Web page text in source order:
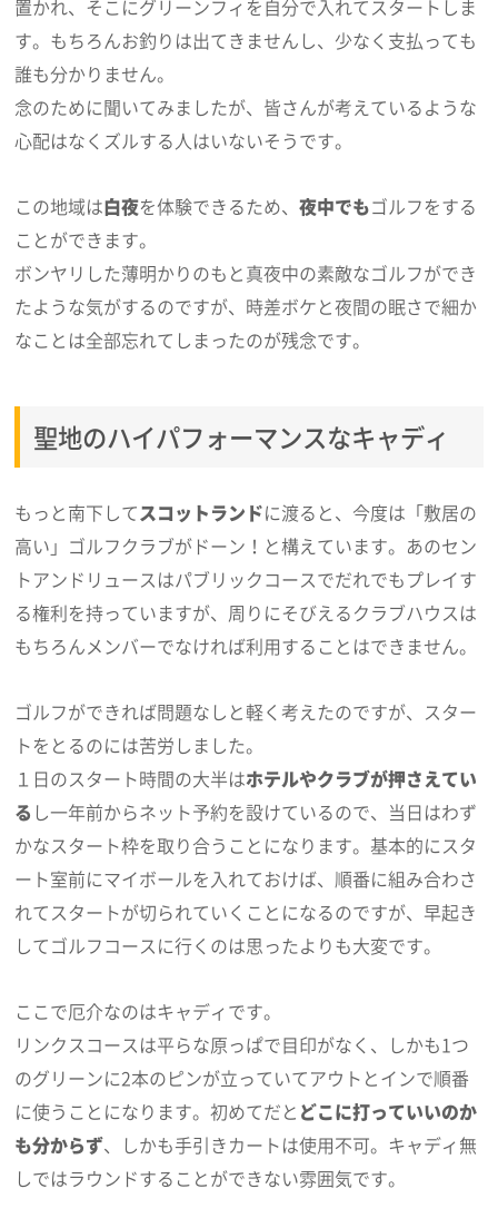
置かれ、そこにグリーンフィを自分で入れてスタートしま
す。もちろんお釣りは出てきませんし、少なく支払っても
誰も分かりません。
念のために聞いてみましたが、皆さんが考えているような
心配はなくズルする人はいないそうです。
この地域は白夜を体験できるため、夜中でもゴルフをする
ことができます。
ボンヤリした薄明かりのもと真夜中の素敵なゴルフができ
たような気がするのですが、時差ボケと夜間の眠さで細か
なことは全部忘れてしまったのが残念です。
聖地のハイパフォーマンスなキャディ
もっと南下してスコットランドに渡ると、今度は「敷居の
高い」ゴルフクラブがドーン！と構えています。あのセン
トアンドリュースはパブリックコースでだれでもプレイす
る権利を持っていますが、周りにそびえるクラブハウスは
もちろんメンバーでなければ利用することはできません。
ゴルフができれば問題なしと軽く考えたのですが、スター
トをとるのには苦労しました。
１日のスタート時間の大半はホテルやクラブが押さえてい
る し一年前からネット予約を設けているので、当日はわず
かなスタート枠を取り合うことになります。基本的にスタ
ート室前にマイボールを入れておけば、順番に組み合わさ
れてスタートが切られていくことになるのですが、早起き
してゴルフコースに行くのは思ったよりも大変です。
ここで厄介なのはキャディです。
リンクスコースは平らな原っぱで目印がなく、しかも1つ
のグリーンに2本のピンが立っていてアウトとインで順番
に使うことになります。初めてだと どこに打っていいのか
も分からず、しかも手引きカートは使用不可。キャディ無
しではラウンドすることができない雰囲気です。